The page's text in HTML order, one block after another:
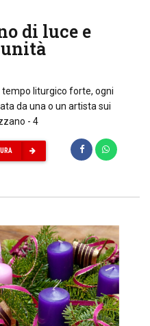
di luce e
tempo liturgico forte, ogni
da una o un artista sui
- 4